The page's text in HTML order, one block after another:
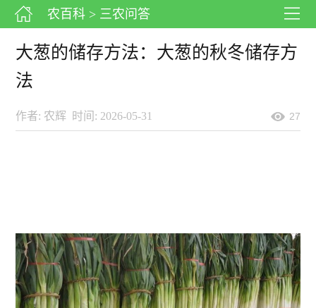
农百科 > 三农问答
大葱的储存方法：大葱的秋冬储存方
法
作者: 农辉 时间: 2026-05-31 27